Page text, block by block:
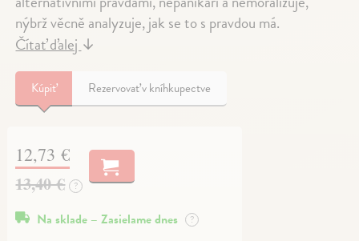
nýbrž věcně analyzuje, jak se to s pravdou má.
Čítať ďalej↓
Kúpiť Rezervovať v kníhkupectve
12,73 €
13,40 € ?
Na sklade – Zasielame dnes ?